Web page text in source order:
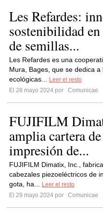
Les Refardes:
sostenibilidad
de semillas...
Les Refardes es una
Mura, Bages, que se dedica
ecológicas...
Leer el resto
El 28 mayo 2024 por
Comunicae
FUJIFILM
amplia cartera
impresión de...
FUJIFILM Dimatix, Inc.,
cabezales piezoeléctricos de
gota, ha...
Leer el resto
El 29 mayo 2024 por
Comunicae